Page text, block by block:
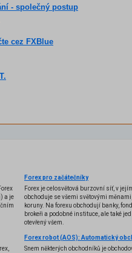
- společný postup
cez FXBlue
a je
Forex pro začátečníky
Forex je celosvětová burzovní síť, v
obchoduje se všemi světovými
koruny. Na forexu obchodují banky,
brokeři a podobné instituce, ale také
otevřený všem.
Snem některých obchodníků je